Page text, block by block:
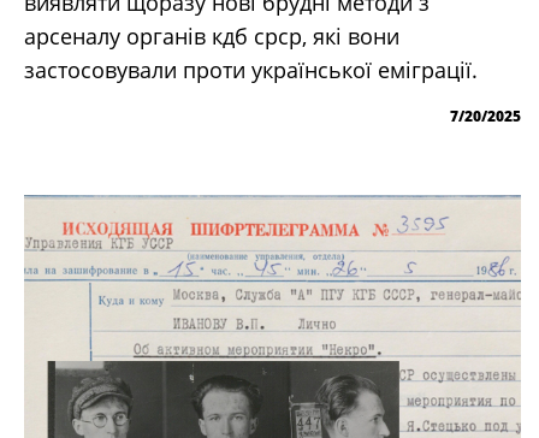
арсеналу органів кдб срср, які вони
застосовували проти української еміграції.
7/20/2025